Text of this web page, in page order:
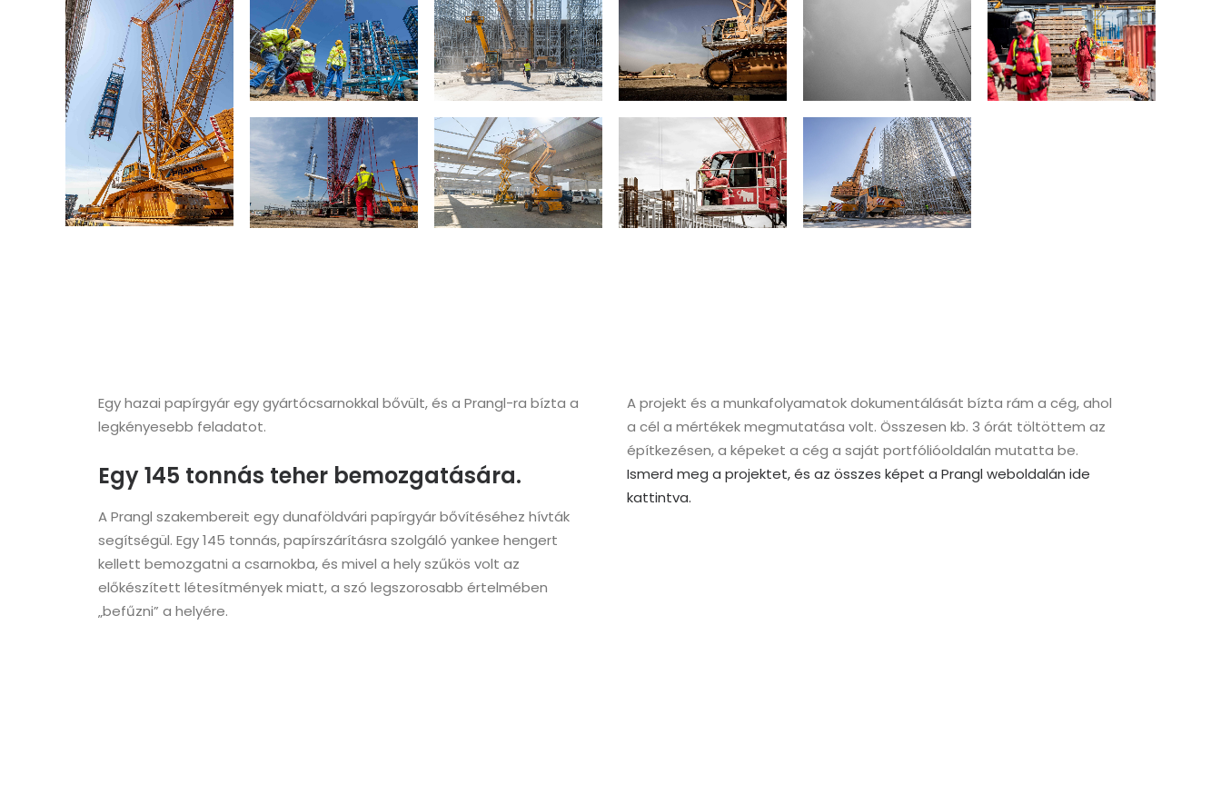
Egy hazai papírgyár egy gyártócsarnokkal bővült, és a Prangl-ra bízta a
legkényesebb feladatot.
Egy 145 tonnás teher bemozgatására.
A Prangl szakembereit egy dunaföldvári papírgyár bővítéséhez hívták
segítségül. Egy 145 tonnás, papírszárításra szolgáló yankee hengert
kellett bemozgatni a csarnokba, és mivel a hely szűkös volt az
előkészített létesítmények miatt, a szó legszorosabb értelmében
„befűzni” a helyére.
A projekt és a munkafolyamatok dokumentálását bízta rám a cég, ahol
a cél a mértékek megmutatása volt. Összesen kb. 3 órát töltöttem az
építkezésen, a képeket a cég a saját portfólióoldalán mutatta be.
Ismerd meg a projektet, és az összes képet a Prangl weboldalán ide
kattintva.